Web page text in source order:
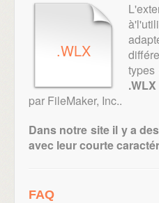
.WLX
types
.WLX
par FileMaker, Inc..
Dans notre site il y a
avec leur courte
FAQ